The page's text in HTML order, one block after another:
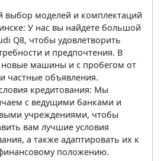
моделей и комплектаций
У нас вы найдете большой
Q8, чтобы удовлетворить
и предпочтения. В
машины и с пробегом от
частные объявления.
кредитования: Мы
с ведущими банками и
учреждениями, чтобы
вам лучшие условия
а также адаптировать их к
положению.